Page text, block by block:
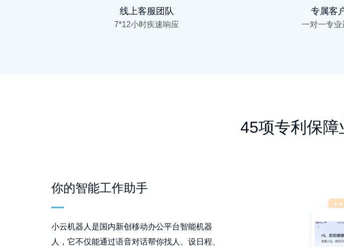
线上客服团队
7*12小时疾速响应
专属客
一对一专业
45项专利保
你的智能工作助手
小云机器人是国内新创移动办公平台智能机器
人，它不仅能通过语音对话帮你找人、设日程、